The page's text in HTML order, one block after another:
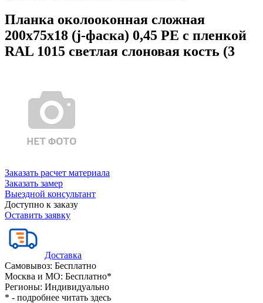
Планка околооконная сложная
200х75х18 (j-фаска) 0,45 PE с пленкой
RAL 1015 светлая слоновая кость (3
Заказать расчет материала
Заказать замер
Выездной консультант
Доступно к заказу
Оставить заявку
Доставка
Самовывоз: Бесплатно
Москва и МО: Бесплатно*
Регионы: Индивидуально
* - подробнее читать здесь